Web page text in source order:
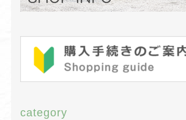
category